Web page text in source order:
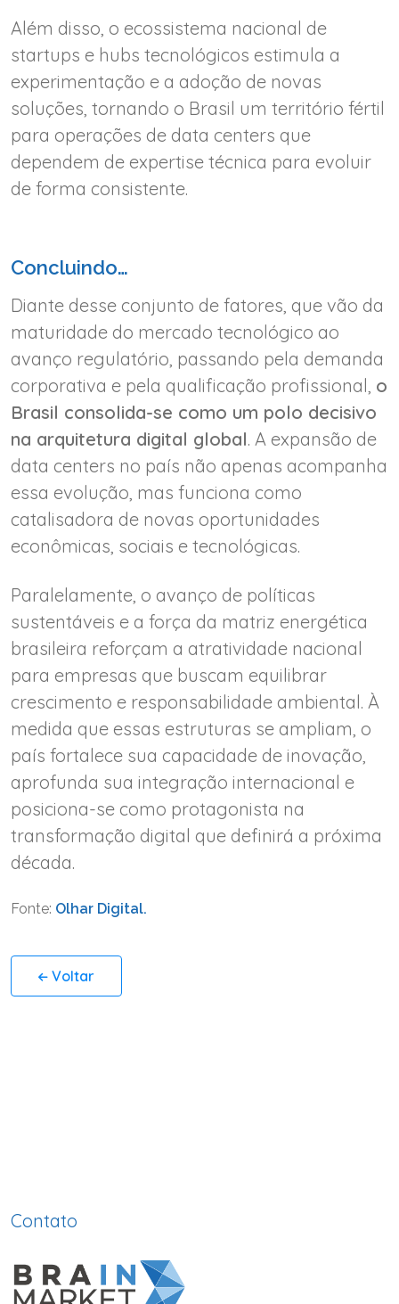
Além disso, o ecossistema nacional de
startups e hubs tecnológicos estimula a
experimentação e a adoção de novas
soluções, tornando o Brasil um território fértil
para operações de data centers que
dependem de expertise técnica para evoluir
de forma consistente.
Concluindo…
Diante desse conjunto de fatores, que vão da
maturidade do mercado tecnológico ao
avanço regulatório, passando pela demanda
corporativa e pela qualificação profissional, o
Brasil consolida-se como um polo decisivo
na arquitetura digital global. A expansão de
data centers no país não apenas acompanha
essa evolução, mas funciona como
catalisadora de novas oportunidades
econômicas, sociais e tecnológicas.
Paralelamente, o avanço de políticas
sustentáveis e a força da matriz energética
brasileira reforçam a atratividade nacional
para empresas que buscam equilibrar
crescimento e responsabilidade ambiental. À
medida que essas estruturas se ampliam, o
país fortalece sua capacidade de inovação,
aprofunda sua integração internacional e
posiciona-se como protagonista na
transformação digital que definirá a próxima
década.
Fonte: Olhar Digital.
Voltar
Contato